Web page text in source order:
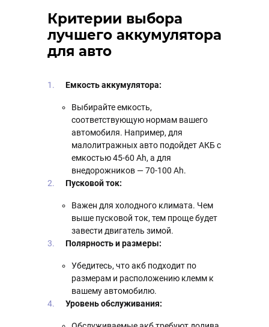
Критерии выбора
лучшего аккумулятора
для авто
Емкость аккумулятора:
Выбирайте емкость,
соответствующую нормам вашего
автомобиля. Например, для
малолитражных авто подойдет АКБ с
емкостью 45-60 Ah, а для
внедорожников — 70-100 Ah.
Пусковой ток:
Важен для холодного климата. Чем
выше пусковой ток, тем проще будет
завести двигатель зимой.
Полярность и размеры:
Убедитесь, что акб подходит по
размерам и расположению клемм к
вашему автомобилю.
Уровень обслуживания: